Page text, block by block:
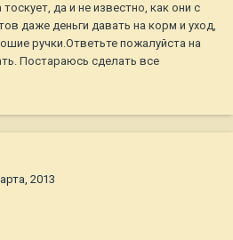
да и не известно, как они с
даже деньги давать на корм и уход,
ручки.Ответьте пожалуйста на
Постараюсь сделать все
2013